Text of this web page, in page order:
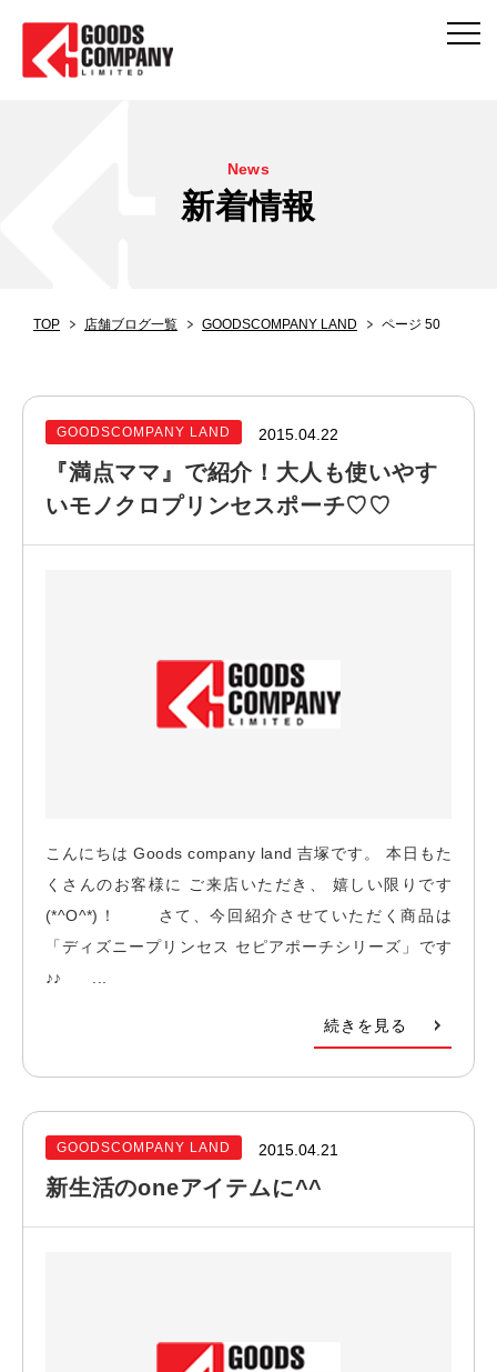
News
新着情報
TOP 店舗ブログ一覧 GOODSCOMPANY LAND ページ 50
GOODSCOMPANY LAND 2015.04.22
『満点ママ』で紹介！大人も使いやす
いモノクロプリンセスポーチ♡♡
こんにちは Goods company land 吉塚です。 本日もた
くさんのお客様に ご来店いただき、 嬉しい限りです
(*^O^*)！ さて、今回紹介させていただく商品は
「ディズニープリンセス セピアポーチシリーズ」です
♪♪ ...
続きを見る
GOODSCOMPANY LAND 2015.04.21
新生活のoneアイテムに^^